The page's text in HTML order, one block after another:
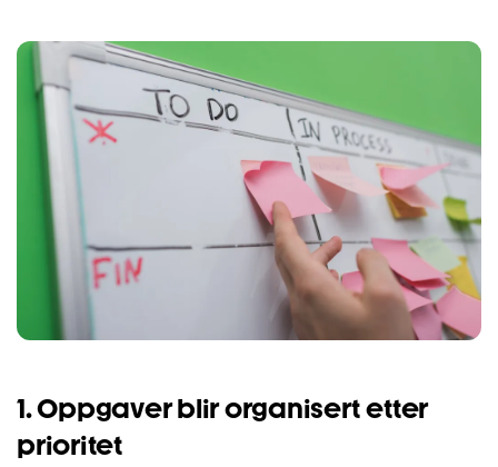
1. Oppgaver blir organisert etter
prioritet